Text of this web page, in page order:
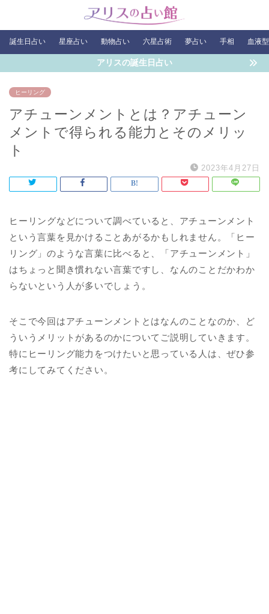
誕生日占い 星座占い 動物占い 六星占術 夢占い 手相 血液
アリスの誕生日占い
ヒーリング
アチューンメントとは？アチューン
メントで得られる能力とそのメリッ
ト
2023年4月27日
ヒーリングなどについて調べていると、アチューンメント
という言葉を見かけることあがるかもしれません。「ヒー
リング」のような言葉に比べると、「アチューンメント」
はちょっと聞き慣れない言葉ですし、なんのことだかわか
らないという人が多いでしょう。
そこで今回はアチューンメントとはなんのことなのか、ど
ういうメリットがあるのかについてご説明していきます。
特にヒーリング能力をつけたいと思っている人は、ぜひ参
考にしてみてください。